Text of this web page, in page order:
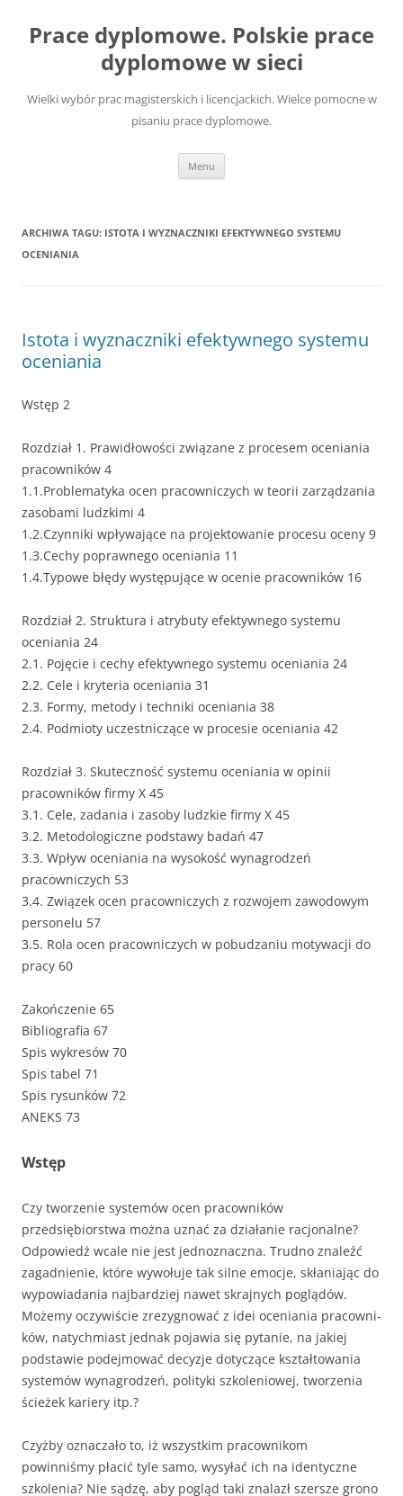
treści
Prace dyplomowe. Polskie prace
dyplomowe w sieci
Wielki wybór prac magisterskich i licencjackich. Wielce pomocne w
pisaniu prace dyplomowe.
Menu
ARCHIWA TAGU: ISTOTA I WYZNACZNIKI EFEKTYWNEGO SYSTEMU
OCENIANIA
Istota i wyznaczniki efektywnego systemu
oceniania
Wstęp 2
Rozdział 1. Prawidłowości związane z procesem oceniania
pracowników 4
1.1.Problematyka ocen pracowniczych w teorii zarządzania
zasobami ludzkimi 4
1.2.Czynniki wpływające na projektowanie procesu oceny 9
1.3.Cechy poprawnego oceniania 11
1.4.Typowe błędy występujące w ocenie pracowników 16
Rozdział 2. Struktura i atrybuty efektywnego systemu
oceniania 24
2.1. Pojęcie i cechy efektywnego systemu oceniania 24
2.2. Cele i kryteria oceniania 31
2.3. Formy, metody i techniki oceniania 38
2.4. Podmioty uczestniczące w procesie oceniania 42
Rozdział 3. Skuteczność systemu oceniania w opinii
pracowników firmy X 45
3.1. Cele, zadania i zasoby ludzkie firmy X 45
3.2. Metodologiczne podstawy badań 47
3.3. Wpływ oceniania na wysokość wynagrodzeń
pracowniczych 53
3.4. Związek ocen pracowniczych z rozwojem zawodowym
personelu 57
3.5. Rola ocen pracowniczych w pobudzaniu motywacji do
pracy 60
Zakończenie 65
Bibliografia 67
Spis wykresów 70
Spis tabel 71
Spis rysunków 72
ANEKS 73
Wstęp
Czy tworzenie systemów ocen pracowników
przedsiębiorstwa można uznać za działanie racjonalne?
Odpowiedź wcale nie jest jednoznaczna. Trudno znaleźć
zagadnienie, które wywołuje tak silne emocje, skłaniając do
wypowiadania najbardziej nawet skrajnych poglądów.
Możemy oczywiście zrezygnować z idei oceniania pracowni­
ków, natychmiast jednak pojawia się pytanie, na jakiej
podstawie podej­mować decyzje dotyczące kształtowania
systemów wynagrodzeń, polity­ki szkoleniowej, tworzenia
ścieżek kariery itp.?
Czyżby oznaczało to, iż wszystkim pracownikom
powinniśmy płacić tyle samo, wysyłać ich na identyczne
szkolenia? Nie sądzę, aby pogląd taki znalazł szersze grono